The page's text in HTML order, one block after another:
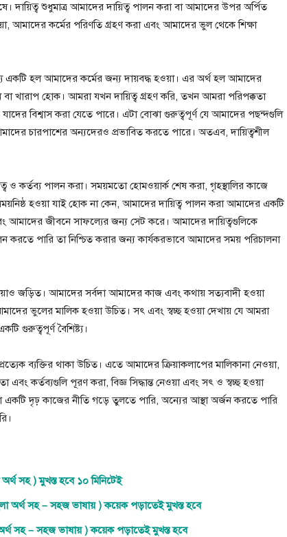
দায়িত্ব শুধুমাত্র আমাদের দায়িত্ব পালন করা বা আমাদের উপর অর্পিত
আমাদের কর্মের পরিণতি গ্রহণ করা এবং আমাদের ভুল থেকে শিক্ষা
একটি হল আমাদের কর্মের জন্য দায়বদ্ধ হওয়া। এর অর্থ হল আমাদের
খারাপ হোক। আমরা যখন দায়িত্ব গ্রহণ করি, তখন আমরা পরিপক্কতা
যাদের বিশ্বাস করা যেতে পারে। এটা বোঝা গুরুত্বপূর্ণ যে আমাদের পছন্দগুলি
চারপাশের অন্যদেরও প্রভাবিত করতে পারে। অতএব, দায়িত্বশীল
ও কর্তব্য পালন করা। সময়মতো হোমওয়ার্ক শেষ করা, গৃহস্থালির কাজে
হওয়া যাই হোক না কেন, আমাদের দায়িত্ব পালন করা আমাদের একটি
আমাদের জীবনে সাফল্যের জন্য সেট করে। আমাদের দায়িত্বগুলিকে
করতে পারি তা নিশ্চিত করার জন্য কার্যকরভাবে আমাদের সময় পরিচালনা
জড়িত। আমাদের সর্বদা আমাদের কাজ এবং কথায় সত্যবাদী হওয়া
ভুলের মালিক হওয়া উচিত। সৎ এবং স্বচ্ছ হওয়া দেখায় যে আমরা
গুরুত্বপূর্ণ বৈশিষ্ট্য।
ব্যক্তির থাকা উচিত। এতে আমাদের ক্রিয়াকলাপের মালিকানা নেওয়া,
কর্তব্যগুলি পূরণ করা, বিজ্ঞ সিদ্ধান্ত নেওয়া এবং সৎ ও স্বচ্ছ হওয়া
দৃঢ় কাজের নীতি গড়ে তুলতে পারি, অন্যের আস্থা অর্জন করতে পারি
সহ ) মুখস্ত হবে ১০ মিনিটেই
সহ – সহজ ভাষায় ) কয়েক পড়াতেই মুখস্ত হবে
সহ – সহজ ভাষায় ) কয়েক পড়াতেই মুখস্ত হবে